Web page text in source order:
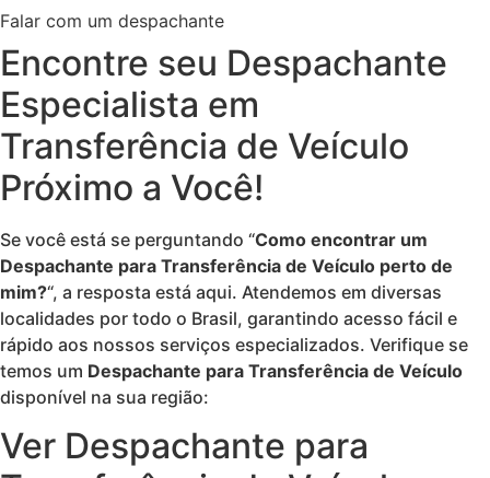
Falar com um despachante
Encontre seu Despachante
Especialista em
Transferência de Veículo
Próximo a Você!
Se você está se perguntando “Como encontrar um
Despachante para Transferência de Veículo perto de
mim?“, a resposta está aqui. Atendemos em diversas
localidades por todo o Brasil, garantindo acesso fácil e
rápido aos nossos serviços especializados. Verifique se
temos um Despachante para Transferência de Veículo
disponível na sua região:
Ver Despachante para